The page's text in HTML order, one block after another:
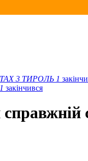
3 ТИРОЛЬ 1
1 закінчився